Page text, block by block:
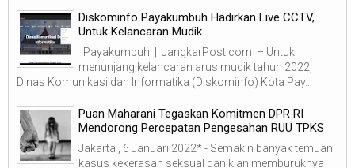
Diskominfo Payakumbuh Hadirkan Live CCTV,
Untuk Kelancaran Mudik
Payakumbuh | JangkarPost.com – Untuk
menunjang kelancaran arus mudik tahun 2022,
Dinas Komunikasi dan Informatika (Diskominfo) Kota Pay...
Puan Maharani Tegaskan Komitmen DPR RI
Mendorong Percepatan Pengesahan RUU TPKS
Jakarta , 6 Januari 2022* - Semakin banyak temuan
kasus kekerasan seksual dan kian memburuknya